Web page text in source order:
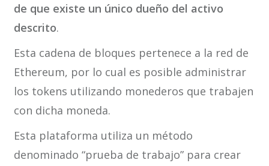
de que existe un único dueño del activo
descrito.
Esta cadena de bloques pertenece a la red de
Ethereum, por lo cual es posible administrar
los tokens utilizando monederos que trabajen
con dicha moneda.
Esta plataforma utiliza un método
denominado “prueba de trabajo” para crear